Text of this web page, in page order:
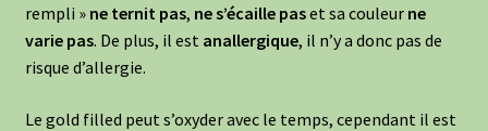
rempli » ne ternit pas, ne s’écaille paset sa couleur ne
varie pas. De plus, il est anallergique, il n’y a donc pas de
risque d’allergie.
Le gold filled peut s’oxyder avec le temps, cependant il est